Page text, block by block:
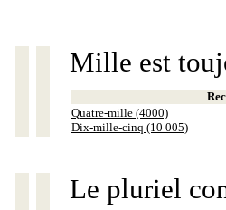
Mille est
Quatre-mille (4000)
Dix-mille-cinq (10 005)
Le pluriel